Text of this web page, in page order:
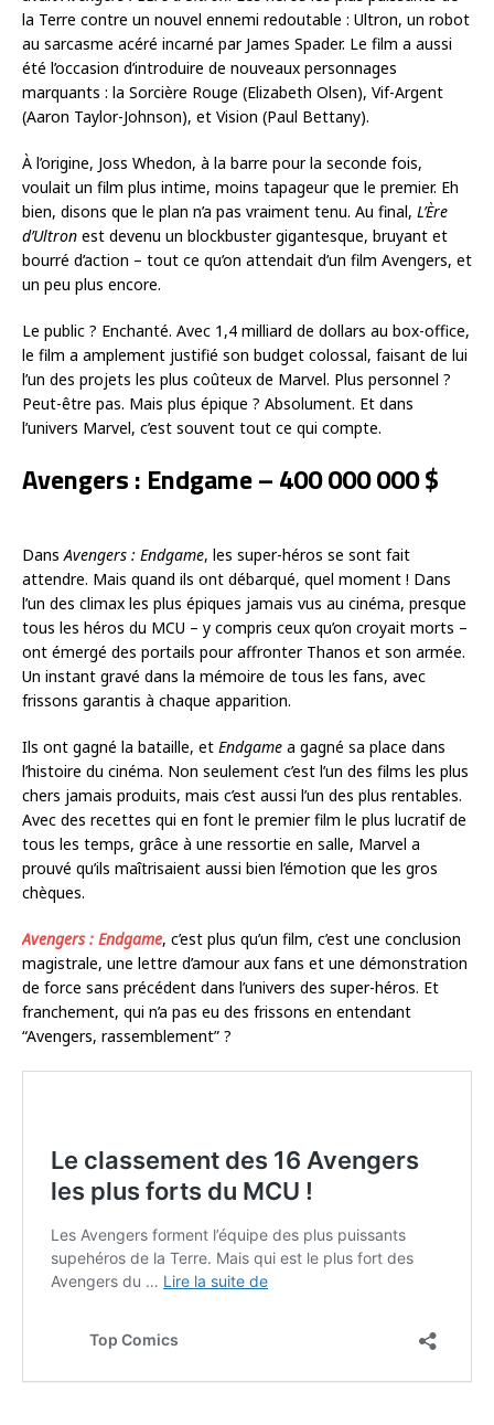
la Terre contre un nouvel ennemi redoutable : Ultron, un robot
au sarcasme acéré incarné par James Spader. Le film a aussi
été l’occasion d’introduire de nouveaux personnages
marquants : la Sorcière Rouge (Elizabeth Olsen), Vif-Argent
(Aaron Taylor-Johnson), et Vision (Paul Bettany).
À l’origine, Joss Whedon, à la barre pour la seconde fois,
voulait un film plus intime, moins tapageur que le premier. Eh
bien, disons que le plan n’a pas vraiment tenu. Au final, L’Ère
d’Ultron est devenu un blockbuster gigantesque, bruyant et
bourré d’action – tout ce qu’on attendait d’un film Avengers, et
un peu plus encore.
Le public ? Enchanté. Avec 1,4 milliard de dollars au box-office,
le film a amplement justifié son budget colossal, faisant de lui
l’un des projets les plus coûteux de Marvel. Plus personnel ?
Peut-être pas. Mais plus épique ? Absolument. Et dans
l’univers Marvel, c’est souvent tout ce qui compte.
Avengers : Endgame – 400 000 000 $
DansAvengers : Endgame, les super-héros se sont fait
attendre. Mais quand ils ont débarqué, quel moment ! Dans
l’un des climax les plus épiques jamais vus au cinéma, presque
tous les héros du MCU – y compris ceux qu’on croyait morts –
ont émergé des portails pour affronter Thanos et son armée.
Un instant gravé dans la mémoire de tous les fans, avec
frissons garantis à chaque apparition.
Ils ont gagné la bataille, et Endgame a gagné sa place dans
l’histoire du cinéma. Non seulement c’est l’un des films les plus
chers jamais produits, mais c’est aussi l’un des plus rentables.
Avec des recettes qui en font le premier film le plus lucratif de
tous les temps, grâce à une ressortie en salle, Marvel a
prouvé qu’ils maîtrisaient aussi bien l’émotion que les gros
chèques.
Avengers : Endgame, c’est plus qu’un film, c’est une conclusion
magistrale, une lettre d’amour aux fans et une démonstration
de force sans précédent dans l’univers des super-héros. Et
franchement, qui n’a pas eu des frissons en entendant
“Avengers, rassemblement” ?